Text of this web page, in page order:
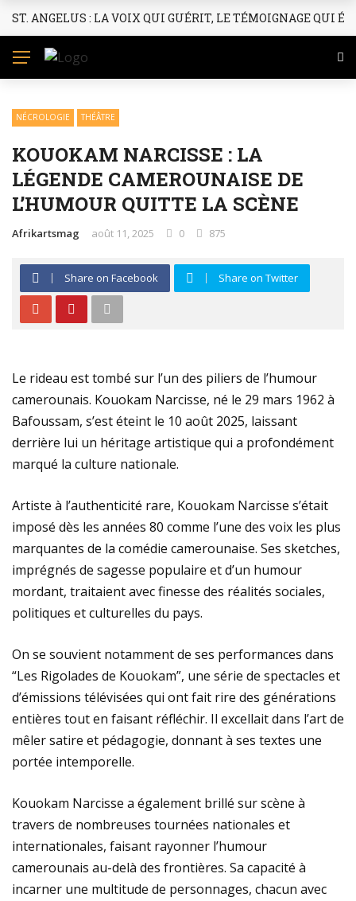
L’ACTU EN VIBES AFRICAINES
ST. ANGELUS : LA VOIX QUI GUÉRIT, LE TÉMOIGNAGE QUI
NÉCROLOGIE THÉÂTRE
KOUOKAM NARCISSE : LA
LÉGENDE CAMEROUNAISE DE
L’HUMOUR QUITTE LA SCÈNE
Afrikartsmag août 11, 2025 0 875
Share on Facebook Share on Twitter
Le rideau est tombé sur l’un des piliers de l’humour
camerounais. Kouokam Narcisse, né le 29 mars 1962 à
Bafoussam, s’est éteint le 10 août 2025, laissant
derrière lui un héritage artistique qui a profondément
marqué la culture nationale.
Artiste à l’authenticité rare, Kouokam Narcisse s’était
imposé dès les années 80 comme l’une des voix les plus
marquantes de la comédie camerounaise. Ses sketches,
imprégnés de sagesse populaire et d’un humour
mordant, traitaient avec finesse des réalités sociales,
politiques et culturelles du pays.
On se souvient notamment de ses performances dans
“Les Rigolades de Kouokam”, une série de spectacles et
d’émissions télévisées qui ont fait rire des générations
entières tout en faisant réfléchir. Il excellait dans l’art de
mêler satire et pédagogie, donnant à ses textes une
portée intemporelle.
Kouokam Narcisse a également brillé sur scène à
travers de nombreuses tournées nationales et
internationales, faisant rayonner l’humour
camerounais au-delà des frontières. Sa capacité à
incarner une multitude de personnages, chacun avec